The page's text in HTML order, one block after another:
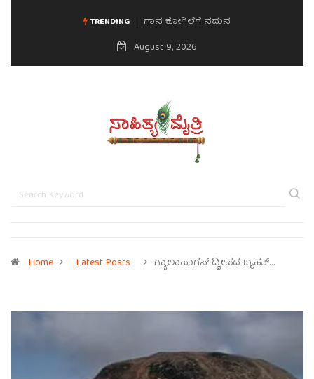
TRENDING
ಗಾನ ಕೋಗಿಲೆಗೆ ನಮನ ಮನಸಿನ ಸವಿಭಾವ
August 9, 2026
Home Latest Posts ಗ್ಯಾಲಾಪಾಗಸ್ ದ್ವೀಪದ ಬೃಹತ್…